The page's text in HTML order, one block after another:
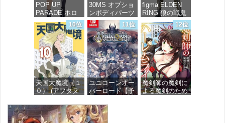
POP UP
PARADE ホロ
ライブプロダク
ション 獅白ぼ
たん ノンスケ
ール プラスチ
ック製 塗装済
み完成品フィギ
ュア
価格：¥4,676
30MS オプショ
ンボディパーツ
アームパーツ&
レッグパーツ
[カラーC] 色分
け済みプラモデ
ル
価格：¥1,949
figma ELDEN
RING 狼の戦鬼
ノンスケール
プラスチック製
塗装済み可動フ
ィギュア
価格：¥13,115
10位
天国大魔境（１
０） (アフタヌ
ス)
11位
ユニコーンオー
バーロード【予
DLC「アトラス
×ヴァニラウェ
12位
魔剣師の魔剣に
よる魔剣のため